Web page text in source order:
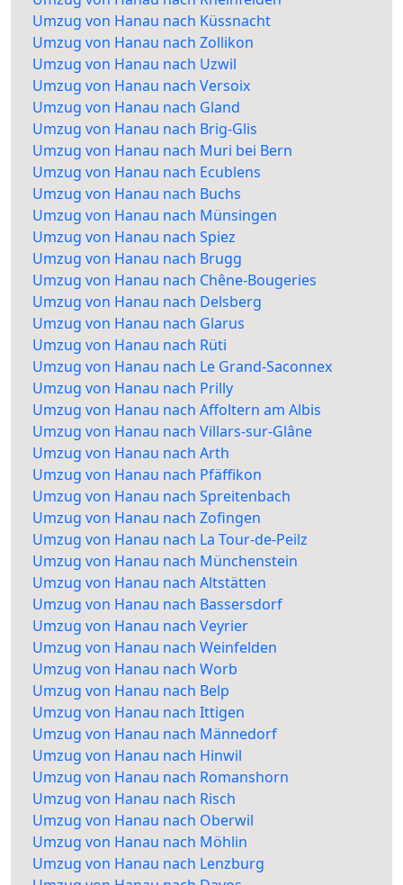
Umzug von Hanau nach Küssnacht
Umzug von Hanau nach Zollikon
Umzug von Hanau nach Uzwil
Umzug von Hanau nach Versoix
Umzug von Hanau nach Gland
Umzug von Hanau nach Brig-Glis
Umzug von Hanau nach Muri bei Bern
Umzug von Hanau nach Ecublens
Umzug von Hanau nach Buchs
Umzug von Hanau nach Münsingen
Umzug von Hanau nach Spiez
Umzug von Hanau nach Brugg
Umzug von Hanau nach Chêne-Bougeries
Umzug von Hanau nach Delsberg
Umzug von Hanau nach Glarus
Umzug von Hanau nach Rüti
Umzug von Hanau nach Le Grand-Saconnex
Umzug von Hanau nach Prilly
Umzug von Hanau nach Affoltern am Albis
Umzug von Hanau nach Villars-sur-Glâne
Umzug von Hanau nach Arth
Umzug von Hanau nach Pfäffikon
Umzug von Hanau nach Spreitenbach
Umzug von Hanau nach Zofingen
Umzug von Hanau nach La Tour-de-Peilz
Umzug von Hanau nach Münchenstein
Umzug von Hanau nach Altstätten
Umzug von Hanau nach Bassersdorf
Umzug von Hanau nach Veyrier
Umzug von Hanau nach Weinfelden
Umzug von Hanau nach Worb
Umzug von Hanau nach Belp
Umzug von Hanau nach Ittigen
Umzug von Hanau nach Männedorf
Umzug von Hanau nach Hinwil
Umzug von Hanau nach Romanshorn
Umzug von Hanau nach Risch
Umzug von Hanau nach Oberwil
Umzug von Hanau nach Möhlin
Umzug von Hanau nach Lenzburg